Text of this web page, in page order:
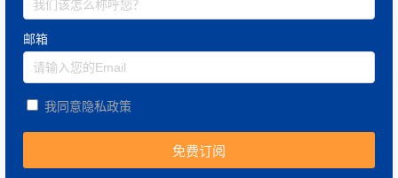
邮箱
我同意隐私政策